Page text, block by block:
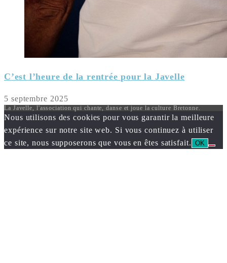
C’est l’heure de la rentrée pour la Javelle
5 septembre 2025
La Javelle, l'association qui chante, danse et joue la culture Bretonne.
Nous utilisons des cookies pour vous garantir la meilleure
expérience sur notre site web. Si vous continuez à utiliser
ce site, nous supposerons que vous en êtes satisfait. OK